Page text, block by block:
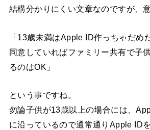
結構分かりにくい文章なのですが、
「13歳未満はApple ID作っちゃだめ
同意していればファミリー共有で子
るのはOK」
という事ですね。
勿論子供が13歳以上の場合には、
に沿っているので通常通りApple ID